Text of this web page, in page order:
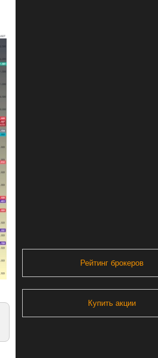
Рейтинг брокеров
Купить акции